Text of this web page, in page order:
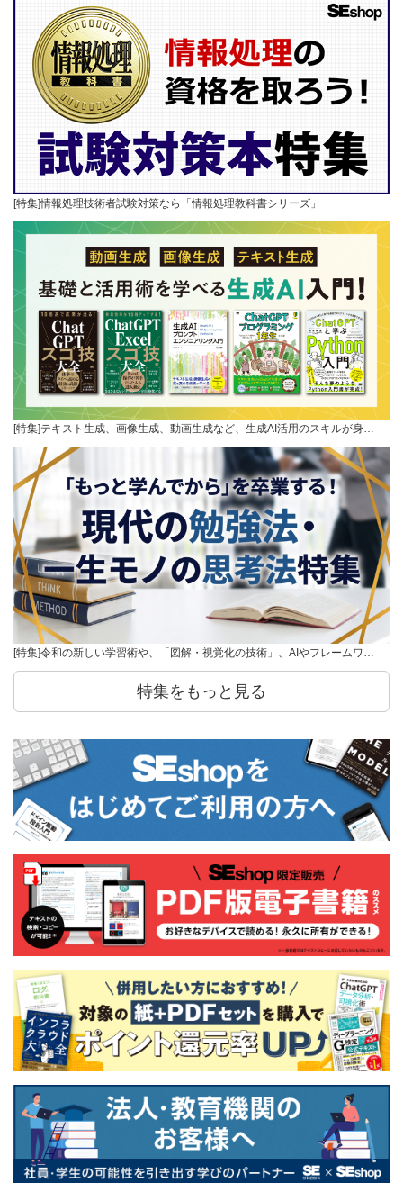
[特集]情報処理技術者試験対策なら「情報処理教科書シリーズ」
[特集]テキスト生成、画像生成、動画生成など、生成AI活用のスキルが身…
[特集]令和の新しい学習術や、「図解・視覚化の技術」、AIやフレームワ…
特集をもっと見る